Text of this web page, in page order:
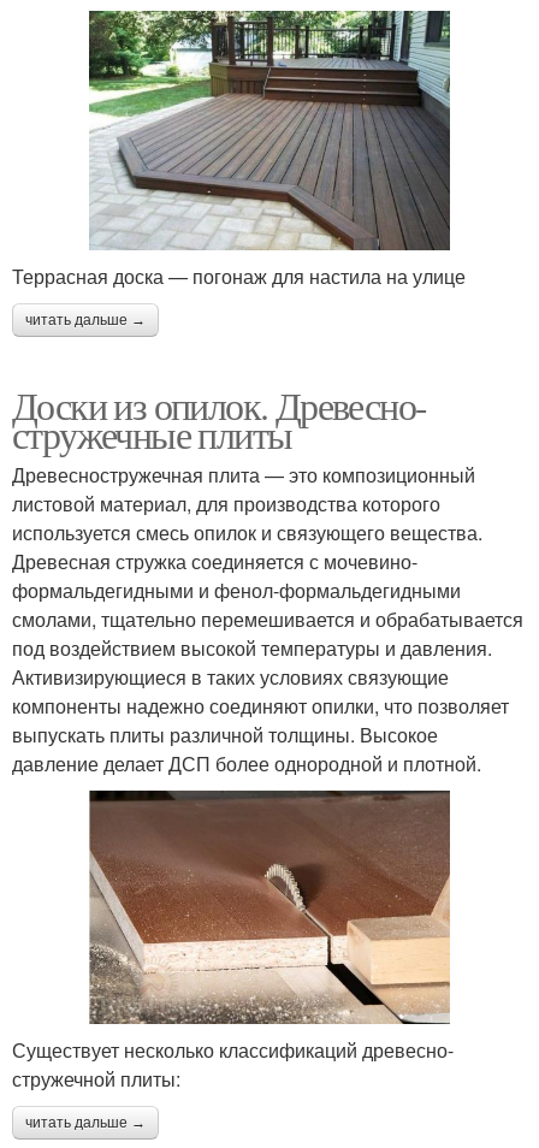
Террасная доска — погонаж для настила на улице
читать дальше →
Доски из опилок. Древесно-
стружечные плиты
Древесностружечная плита — это композиционный
листовой материал, для производства которого
используется смесь опилок и связующего вещества.
Древесная стружка соединяется с мочевино-
формальдегидными и фенол-формальдегидными
смолами, тщательно перемешивается и обрабатывается
под воздействием высокой температуры и давления.
Активизирующиеся в таких условиях связующие
компоненты надежно соединяют опилки, что позволяет
выпускать плиты различной толщины. Высокое
давление делает ДСП более однородной и плотной.
Существует несколько классификаций древесно-
стружечной плиты:
читать дальше →